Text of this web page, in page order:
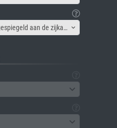
Canvas lijst - Afbeelding gespiegeld aan de zijkant